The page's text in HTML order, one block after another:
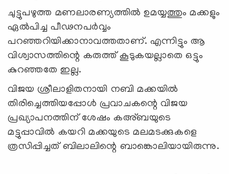
ചുട്ടുപഴുത്ത മണലാരണ്യത്തില്‍ ഉമയ്യത്തും മക്കളും
ഏല്‍പിച്ച പീഢനപര്‍വ്വം
പറഞ്ഞറിയിക്കാനാവത്തതാണ്. എന്നിട്ടും ആ
വിശ്വാസത്തിന്റെ കരുത്ത് കൂടുകയല്ലാതെ ഒട്ടും
കുറഞ്ഞതേ ഇല്ല.
വിജയ ശ്രീലാളിതനായി നബി മക്കയില്‍
തിരിച്ചെത്തിയപ്പോള്‍ പ്രവാചകന്റെ വിജയ
പ്രഖ്യാപനത്തിന് ശേഷം കഅ്ബയുടെ
മട്ടുപ്പാവില്‍ കയറി മക്കയുടെ മലമടക്കുകളെ
ത്രസിപ്പിച്ചത് ബിലാലിന്റെ ബാങ്കൊലിയായിരുന്നു.